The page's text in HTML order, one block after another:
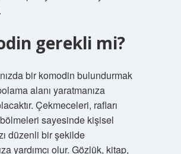
gerekli mi?
bir komodin bulundurmak
alanı yaratmanıza
Çekmeceleri, rafları
sayesinde kişisel
düzenli bir şekilde
yardımcı olur. Gözlük, kitap,